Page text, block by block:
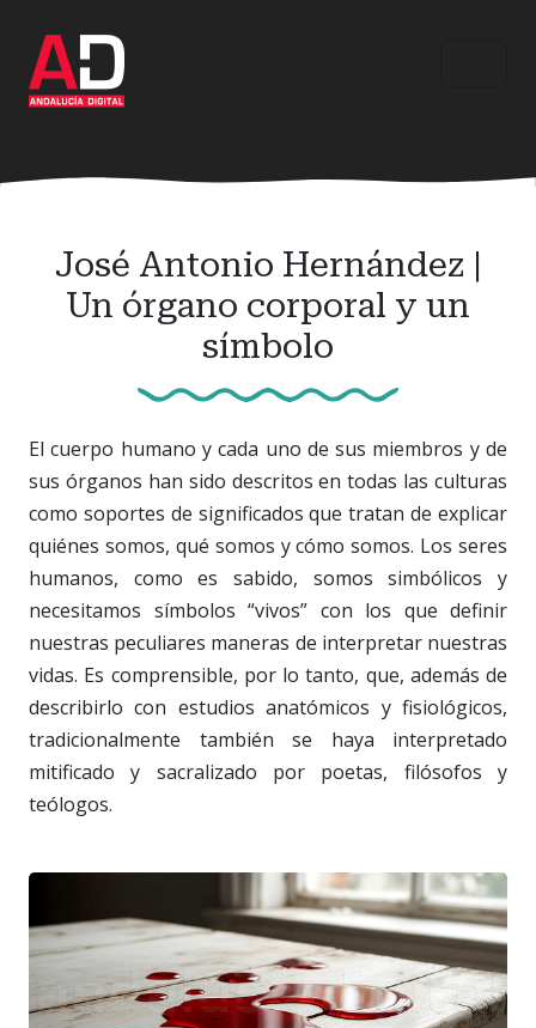
contenido
principal
José Antonio Hernández |
Un órgano corporal y un
símbolo
El cuerpo humano y cada uno de sus miembros y de
sus órganos han sido descritos en todas las culturas
como soportes de significados que tratan de explicar
quiénes somos, qué somos y cómo somos. Los seres
humanos, como es sabido, somos simbólicos y
necesitamos símbolos “vivos” con los que definir
nuestras peculiares maneras de interpretar nuestras
vidas. Es comprensible, por lo tanto, que, además de
describirlo con estudios anatómicos y fisiológicos,
tradicionalmente también se haya interpretado
mitificado y sacralizado por poetas, filósofos y
teólogos.